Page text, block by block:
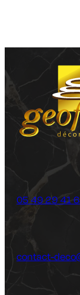
05 49 29 41
contact-